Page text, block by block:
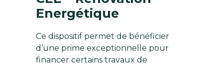
Energétique
Ce dispositif permet de bénéficier
d’une prime exceptionnelle pour
financer certains travaux de